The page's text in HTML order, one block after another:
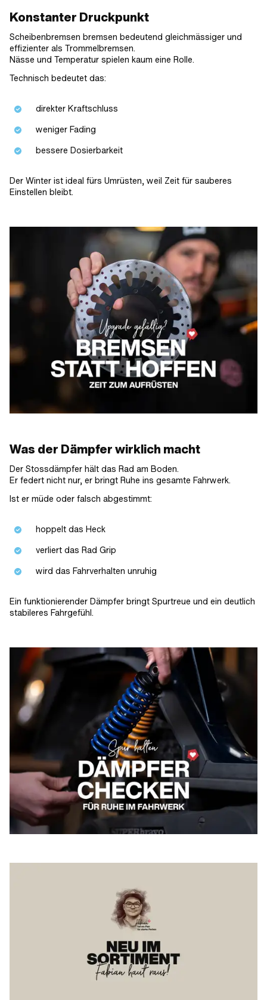
Konstanter Druckpunkt
Scheibenbremsen bremsen bedeutend gleichmässiger und
effizienter als Trommelbremsen.
Nässe und Temperatur spielen kaum eine Rolle.
Technisch bedeutet das:
direkter Kraftschluss
weniger Fading
bessere Dosierbarkeit
Der Winter ist ideal fürs Umrüsten, weil Zeit für sauberes
Einstellen bleibt.
Was der Dämpfer wirklich macht
Der Stossdämpfer hält das Rad am Boden.
Er federt nicht nur, er bringt Ruhe ins gesamte Fahrwerk.
Ist er müde oder falsch abgestimmt:
hoppelt das Heck
verliert das Rad Grip
wird das Fahrverhalten unruhig
Ein funktionierender Dämpfer bringt Spurtreue und ein deutlich
stabileres Fahrgefühl.